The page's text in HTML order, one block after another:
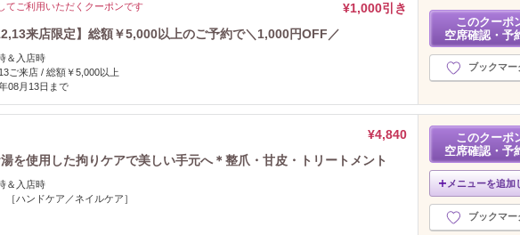
てご利用いただくクーポンです
¥1,000引き
来店限定】総額￥5,000以上のご予約で＼1,000円OFF／
＆入店時
ご来店 / 総額￥5,000以上
08月13日まで
このクーポ
空席確認・予
ブックマー
¥4,840
湯を使用した拘りケアで美しい手元へ＊整爪・甘皮・トリートメント
＆入店時
ハンドケア／ネイルケア］
このクーポ
空席確認・予
メニューを追加
ブックマー